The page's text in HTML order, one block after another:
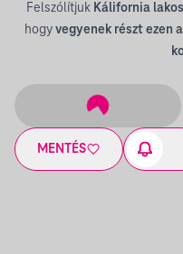
Felszólítjuk Kálifornia
hogyvegyenek részt ezen
MENTÉS